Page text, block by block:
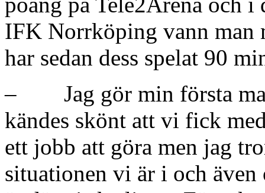
IFK Norrköping vann
har sedan dess spelat 90
– Jag gör min första
kändes skönt att vi fick
ett jobb att göra men jag
situationen vi är i och